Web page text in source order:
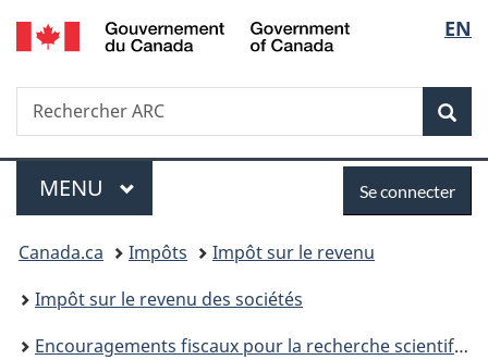
Passer
au
Passer
à
du
Passer
à
simplifiée
de
la
EN
Recherche
Rechercher
ARC
Menu
MENU PRINCIPAL
connecter
Se connecter
Vous
êtes
ici :
Canada.ca Impôts
Impôt sur le revenu
Impôt sur le revenu des sociétés
Encouragements fiscaux pour la recherche scientifique et le développement expérimental (RS&DE)